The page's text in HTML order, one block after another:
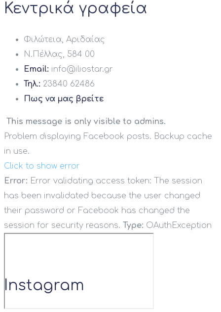
Κεντρικά γραφεία
Φιλώτεια, Αριδαίας
Ν.Πέλλας, 584 00
Email: info@iliostar.gr
Τηλ.: 23840 62486
Πως να μας βρείτε
This message is only visible to admins.
Problem displaying Facebook posts. Backup cache
in use.
Click to show error
Error: Error validating access token: The session
has been invalidated because the user changed
their password or Facebook has changed the
session for security reasons. Type: OAuthException
Instagram